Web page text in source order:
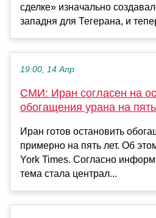
сделке» изначально
западня для Тегерана, и
19:00, 14 Апр
СМИ: Иран согласен на
обогащения урана на
Иран готов остановить
примерно на пять лет. Об
York Times. Согласно
тема стала централ...